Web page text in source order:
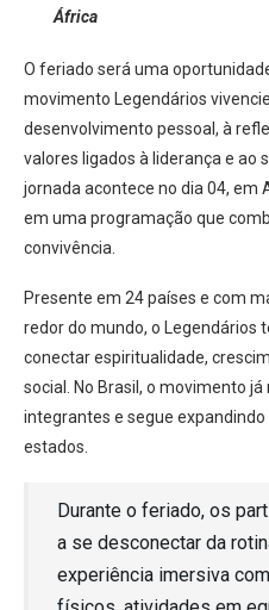
África
O feriado será uma
movimento Legendários
desenvolvimento pessoal, à
valores ligados à liderança e ao
jornada acontece no dia 04, em
em uma programação que
convivência.
Presente em 24 países e com
redor do mundo, o Legendários
conectar espiritualidade,
social. No Brasil, o movimento já
integrantes e segue
estados.
Durante o feriado, os
a se desconectar da
experiência imersiva